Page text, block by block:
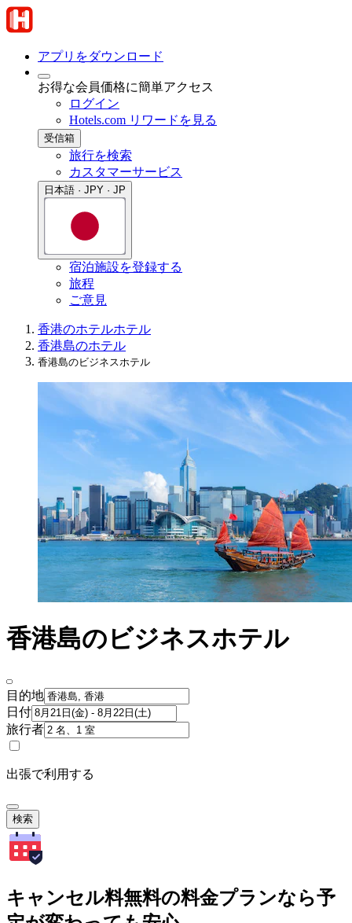
アプリをダウンロード
お得な会員価格に簡単アクセス
ログイン
Hotels.com リワードを見る
受信箱
旅行を検索
カスタマーサービス
日本語 · JPY · JP
宿泊施設を登録する
旅程
ご意見
香港のホテルホテル
香港島のホテル
香港島のビジネスホテル
香港島のビジネスホテル
目的地
日付
旅行者
出張で利用する
検索
キャンセル料無料の料金プランなら予